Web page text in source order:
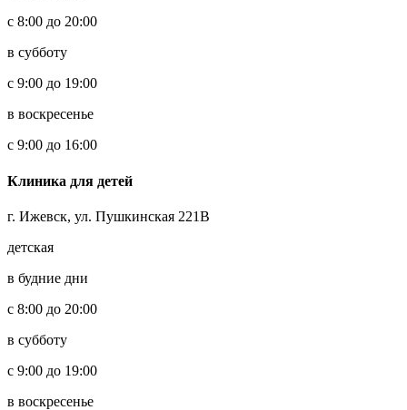
с 8:00 до 20:00
в субботу
с 9:00 до 19:00
в воскресенье
с 9:00 до 16:00
Клиника для детей
г. Ижевск, ул. Пушкинская 221В
детская
в будние дни
с 8:00 до 20:00
в субботу
с 9:00 до 19:00
в воскресенье